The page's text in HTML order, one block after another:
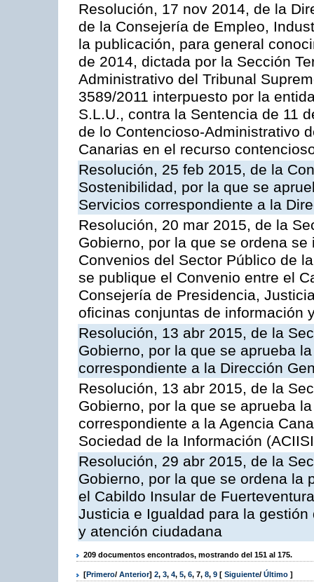
Resolución, 17 nov 2014, de la
de la Consejería de Empleo,
la publicación, para general
de 2014, dictada por la Sección
Administrativo del Tribunal
3589/2011 interpuesto por la
S.L.U., contra la Sentencia de 11
de lo Contencioso-Administrativo
Canarias en el recurso
Resolución, 25 feb 2015, de la
Sostenibilidad, por la que se
Servicios correspondiente a la
Resolución, 20 mar 2015, de la
Gobierno, por la que se ordena
Convenios del Sector Público de
se publique el Convenio entre el
Consejería de Presidencia,
oficinas conjuntas de información
Resolución, 13 abr 2015, de la
Gobierno, por la que se aprueba
correspondiente a la Dirección
Resolución, 13 abr 2015, de la
Gobierno, por la que se aprueba
correspondiente a la Agencia
Sociedad de la Información
Resolución, 29 abr 2015, de la
Gobierno, por la que se ordena la
el Cabildo Insular de
Justicia e Igualdad para la
y atención ciudadana
209 documentos encontrados, mostrando del 151 al 175.
[Primero/ Anterior] 2, 3, 4, 5, 6, 7, 8, 9 [ Siguiente/ Último ]